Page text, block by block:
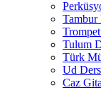
Tambur
Tulum
Türk
Ud
Caz